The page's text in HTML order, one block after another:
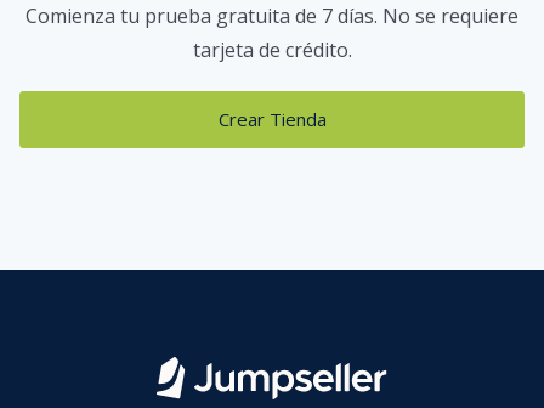
Comienza tu prueba gratuita de 7 días. No se requiere
tarjeta de crédito.
Crear Tienda